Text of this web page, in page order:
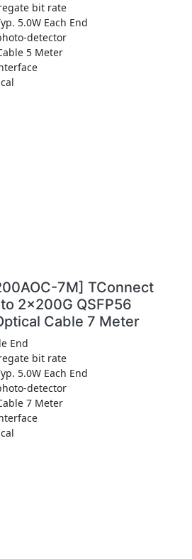
bit rate
5.0W Each End
detector
5 Meter
7M] TConnect
2x200G QSFP56
Cable 7 Meter
End
bit rate
5.0W Each End
detector
7 Meter